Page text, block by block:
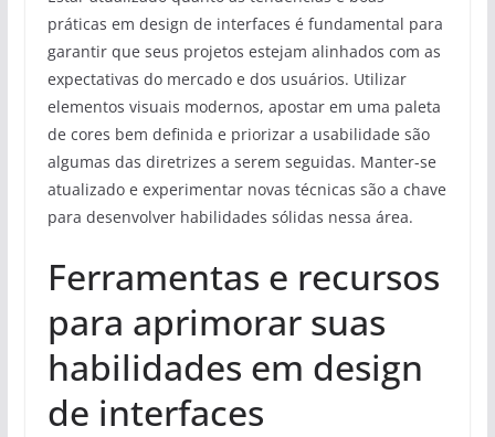
práticas em design de interfaces é fundamental para
garantir que seus projetos estejam alinhados com as
expectativas do mercado e dos usuários. Utilizar
elementos visuais modernos, apostar em uma paleta
de cores bem definida e priorizar a usabilidade são
algumas das diretrizes a serem seguidas. Manter-se
atualizado e experimentar novas técnicas são a chave
para desenvolver habilidades sólidas nessa área.
Ferramentas e recursos
para aprimorar suas
habilidades em design
de interfaces